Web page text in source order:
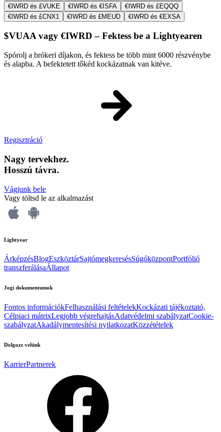
€IWRD és £VUKE
€IWRD és €ISFA
€IWRD és £EQQQ
€IWRD és £CNX1
€IWRD és £MEUD €IWRD és €EXSA
$VUAA vagy €IWRD – Fektess be a Lightyearen
Spórolj a brókeri díjakon, és fektess be több mint 6000 részvénybe
és alapba. A befektetett tőkéd kockázatnak van kitéve.
Regisztráció
Nagy tervekhez.
Hosszú távra.
Vágjunk bele
Vagy töltsd le az alkalmazást
Lightyear
ÁrképzésBlogEszköztárSajtómegkeresésSúgóközpontPortfólió
transzferálásaÁllapot
Jogi dokumentumok
Fontos információkFelhasználási feltételekKockázati tájékoztató,
Célpiaci mátrixLegjobb végrehajtásAdatvédelmi szabályzatCookie-
szabályzatAkadálymentesítési nyilatkozatKözzétételek
Dolgozz velünk
KarrierPartnerek